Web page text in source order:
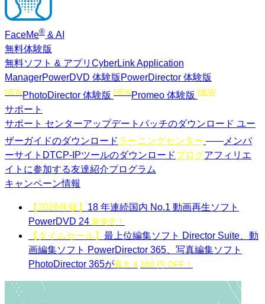
FaceMe® & AI
無料体験版
無料ソフト & アプリ CyberLink Application
ManagerPowerDVD 体験版 PowerDirector 体験版
NEWPhotoDirector 体験版 NEWPromeo 体験版 NEW
サポート
サポート センターアップデートパッチのダウンロード ユー
ザーガイドのダウンロードラーニングセンター
メンバ
ーサイト DTCP-IPツールのダウンロードブログアフィリエ
イトに参加する友達紹介プログラム
キャンペーン情報
【2026年版】 18 年連続国内 No.1 動画再生ソフト
PowerDVD 24 新発売！
【タイムセール】 最上位編集ソフト Director Suite、動
画編集ソフト PowerDirector 365、写真編集ソフト
PhotoDirector 365が最大 4,280 円 OFF！